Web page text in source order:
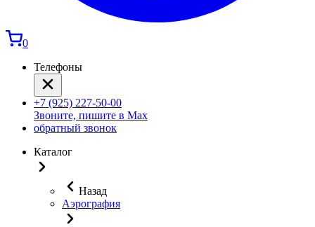
0
Телефоны
+7 (925) 227-50-00
Звоните, пишите в Max
обратный звонок
Каталог
Назад
Аэрография